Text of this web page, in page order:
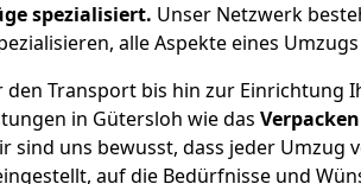
spezialisiert. Unser Netzwerk
alle Aspekte eines
Transport bis hin zur Einrichtung
in Gütersloh wie das Verpacken
sind uns bewusst, dass jeder
auf die Bedürfnisse und